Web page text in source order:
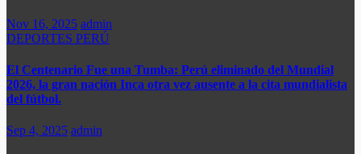
Nov 16, 2025 admin
DEPORTES PERÚ
El Centenario Fue una Tumba: Perú eliminado del Mundial
2026, la gran nación Inca otra vez ausente a la cita mundialista
del fútbol.
Sep 4, 2025 admin